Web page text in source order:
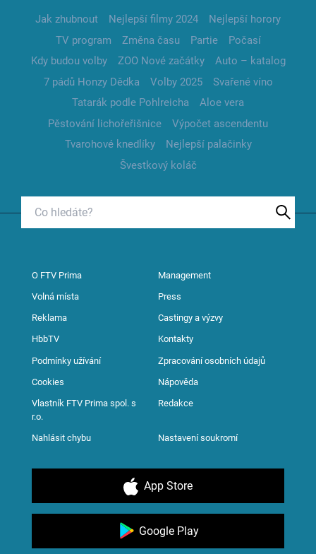
Jak zhubnout Nejlepší filmy 2024
Nejlepší horory
TV program
Změna času Partie
Počasí
Kdy budou volby
ZOO Nové začátky
Auto – katalog
7 pádů Honzy Dědka
Volby 2025
Svařené víno
Tatarák podle Pohlreicha
Aloe vera
Pěstování lichořeřišnice
Výpočet ascendentu
Tvarohové knedlíky
Nejlepší palačinky
Švestkový koláč
O FTV Prima Management
Volná místa Press
Reklama Castingy a výzvy
HbbTV Kontakty
Podmínky užívání Zpracování osobních údajů
Cookies Nápověda
Vlastník FTV Prima spol. s
r.o.
Redakce
Nahlásit chybu Nastavení soukromí
App Store
Google Play